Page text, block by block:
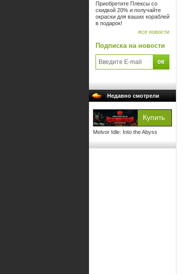
Приобретите Плексы со
скидкой 20% и получайте
окраски для ваших кораблей
в подарок!
все новости
Подписка на новости
Недавно смотрели
Melvor Idle: Into the Abyss